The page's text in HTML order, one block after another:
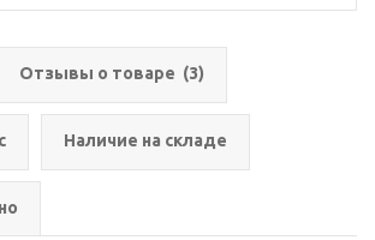
Отзывы о товаре (3)
Наличие на складе